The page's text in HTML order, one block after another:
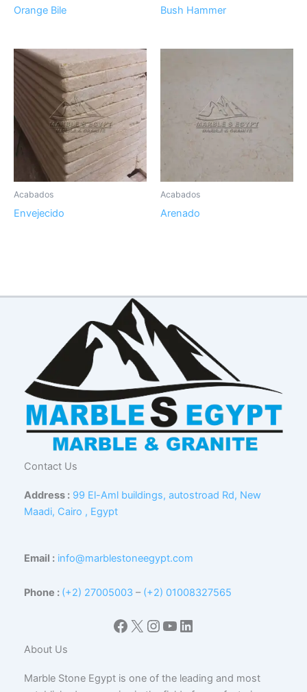
Orange Bile Bush Hammer
Acabados
Envejecido
Acabados
Arenado
Contact Us
Address : 99 El-Aml buildings, autostroad Rd, New
Maadi, Cairo , Egypt
Email : info@marblestoneegypt.com
Phone : (+2) 27005003 – (+2) 01008327565
Facebook
X Instagram
YouTube
LinkedIn
About Us
Marble Stone Egypt is one of the leading and most